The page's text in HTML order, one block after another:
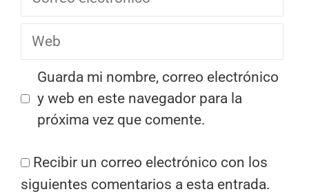
Web
Guarda mi nombre, correo electrónico
y web en este navegador para la
próxima vez que comente.
Recibir un correo electrónico con los
siguientes comentarios a esta entrada.